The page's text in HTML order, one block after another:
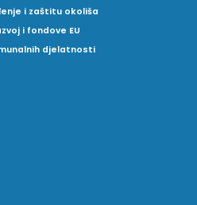
i zaštitu okoliša
i fondove EU
djelatnosti